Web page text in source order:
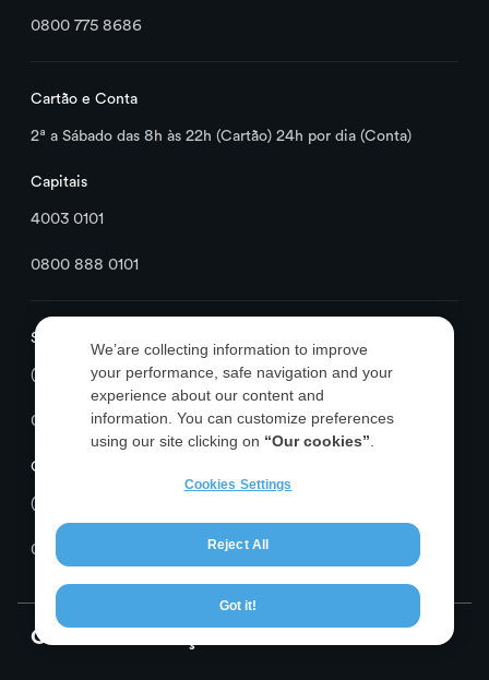
0800 775 8686
Cartão e Conta
2ª a Sábado das 8h às 22h (Cartão) 24h por dia (Conta)
Capitais
4003 0101
0800 888 0101
SAC
(24h/ 7 dias na semana)
0800 776 8000
Ouvidoria
(Segunda a Sexta, das 9h às 18h – exceto feriados)
0800 776 9595
Outras Informações
We’are collecting information to improve
your performance, safe navigation and your
experience about our content and
information. You can customize preferences
using our site clicking on “Our cookies”
Cookies Settings
Reject All
Got it!